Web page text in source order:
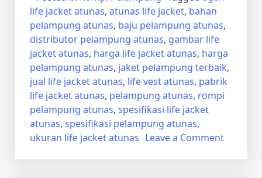
life jacket atunas, atunas life jacket, bahan
pelampung atunas, baju pelampung atunas,
distributor pelampung atunas, gambar life
jacket atunas, harga life jacket atunas, harga
pelampung atunas, jaket pelampung terbaik,
jual life jacket atunas, life vest atunas, pabrik
life jacket atunas, pelampung atunas, rompi
pelampung atunas, spesifikasi life jacket
atunas, spesifikasi pelampung atunas,
ukuran life jacket atunas Leave a Commenton